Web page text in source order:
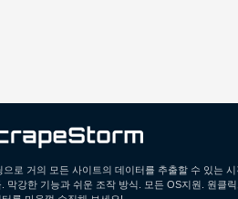
으로 거의 모든 사이트의 데이터를 추출할 수 있는 시
막강한 기능과 쉬운 조작 방식. 모든 OS지원. 원클